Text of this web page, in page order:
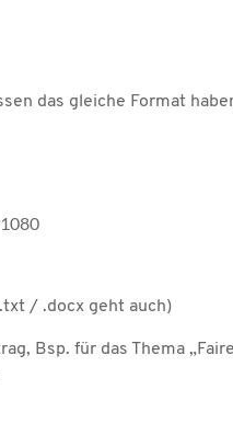
das gleiche Format
/ .docx geht auch)
Bsp. für das Thema